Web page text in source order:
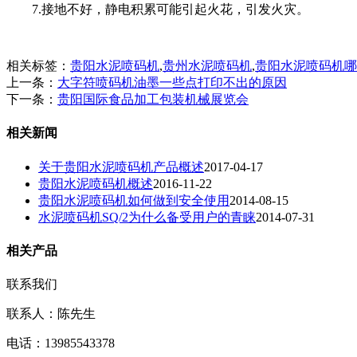
7.接地不好，静电积累可能引起火花，引发火灾。
相关标签： 贵阳水泥喷码机,贵州水泥喷码机,贵阳水泥喷码机
上一条： 大字符喷码机油墨一些点打印不出的原因
下一条： 贵阳国际食品加工包装机械展览会
相关新闻
关于贵阳水泥喷码机产品概述2017-04-17
贵阳水泥喷码机概述2016-11-22
贵阳水泥喷码机如何做到安全使用 2014-08-15
水泥喷码机SQ/2为什么备受用户的青睐2014-07-31
相关产品
联系我们
联系人：陈先生
电话：13985543378